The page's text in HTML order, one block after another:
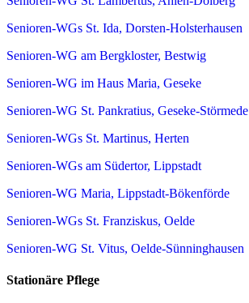
Senioren-WGs St. Ida, Dorsten-Holsterhausen
Senioren-WG am Bergkloster, Bestwig
Senioren-WG im Haus Maria, Geseke
Senioren-WG St. Pankratius, Geseke-Störmede
Senioren-WGs St. Martinus, Herten
Senioren-WGs am Südertor, Lippstadt
Senioren-WG Maria, Lippstadt-Bökenförde
Senioren-WGs St. Franziskus, Oelde
Senioren-WG St. Vitus, Oelde-Sünninghausen
Stationäre Pflege